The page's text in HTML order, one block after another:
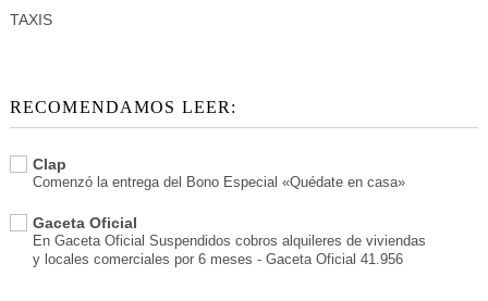
TAXIS
RECOMENDAMOS LEER:
Clap
Comenzó la entrega del Bono Especial «Quédate en casa»
Gaceta Oficial
En Gaceta Oficial Suspendidos cobros alquileres de viviendas
y locales comerciales por 6 meses - Gaceta Oficial 41.956